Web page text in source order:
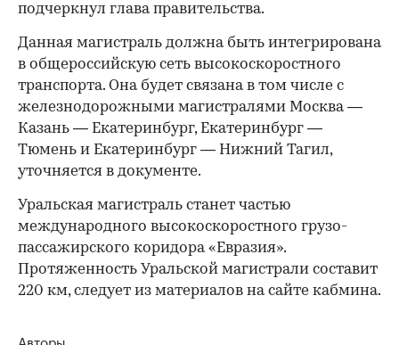
подчеркнул глава правительства.
Данная магистраль должна быть интегрирована
в общероссийскую сеть высокоскоростного
транспорта. Она будет связана в том числе с
железнодорожными магистралями Москва —
Казань — Екатеринбург, Екатеринбург —
Тюмень и Екатеринбург — Нижний Тагил,
уточняется в документе.
Уральская магистраль станет частью
международного высокоскоростного грузо-
пассажирского коридора «Евразия».
Протяженность Уральской магистрали составит
220 км, следует из материалов на сайте кабмина.
Авторы